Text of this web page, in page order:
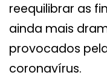
reequilibrar as
ainda mais
provocados
coronavírus.